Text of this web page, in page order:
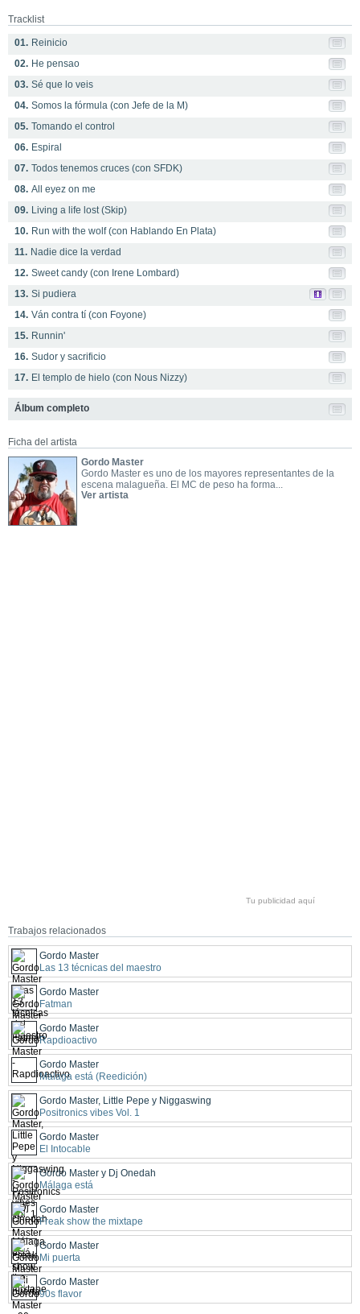
Tracklist
01. Reinicio
02. He pensao
03. Sé que lo veis
04. Somos la fórmula (con Jefe de la M)
05. Tomando el control
06. Espiral
07. Todos tenemos cruces (con SFDK)
08. All eyez on me
09. Living a life lost (Skip)
10. Run with the wolf (con Hablando En Plata)
11. Nadie dice la verdad
12. Sweet candy (con Irene Lombard)
13. Si pudiera
14. Ván contra tí (con Foyone)
15. Runnin'
16. Sudor y sacrificio
17. El templo de hielo (con Nous Nizzy)
Álbum completo
Ficha del artista
Gordo Master
Gordo Master es uno de los mayores representantes de la
escena malagueña. El MC de peso ha forma...
Ver artista
Tu publicidad aquí
Trabajos relacionados
Gordo Master
Las 13 técnicas del maestro
Gordo Master
Fatman
Gordo Master
Rapdioactivo
Gordo Master
Malaga está (Reedición)
Gordo Master, Little Pepe y Niggaswing
Positronics vibes Vol. 1
Gordo Master
El Intocable
Gordo Master y Dj Onedah
Málaga está
Gordo Master
Freak show the mixtape
Gordo Master
Mi puerta
Gordo Master
90s flavor